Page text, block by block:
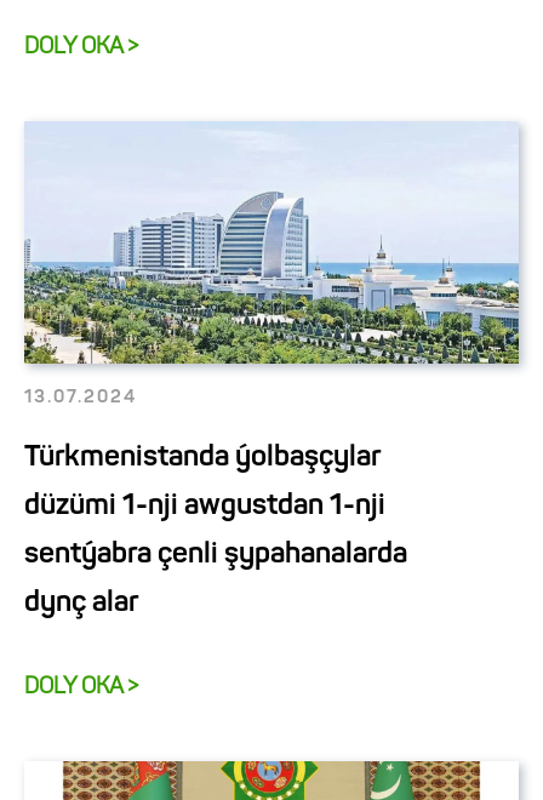
DOLY OKA >
13.07.2024
Türkmenistanda ýolbaşçylar
düzümi 1-nji awgustdan 1-nji
sentýabra çenli şypahanalarda
dynç alar
DOLY OKA >